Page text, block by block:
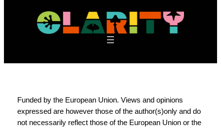
Funded by the European Union. Views and opinions
expressed are however those of the author(s)only and do
not necessarily reflect those of the European Union or the